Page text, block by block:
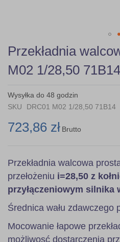
Skip
to
the
beginning
the
images
Przekładnia
M02 1/28,50
Wysyłka do 48 godzin
SKU
DRC01 M02 1/28,50 71B14
723,86 zł Brutto
Przekładnia walcowa
przełożeniu i=28,50 z
przyłączeniowym silnika
Średnica wału zdawczego
Mocowanie łapowe
możliwosć dostarczenia